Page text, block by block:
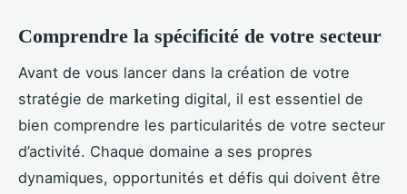
Comprendre la spécificité de votre secteur
Avant de vous lancer dans la création de votre
stratégie de marketing digital, il est essentiel de
bien comprendre les particularités de votre secteur
d’activité. Chaque domaine a ses propres
dynamiques, opportunités et défis qui doivent être